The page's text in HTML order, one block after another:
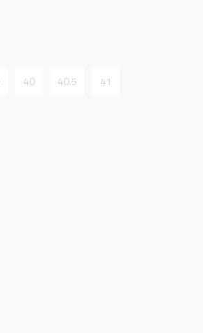
40 40.5 41